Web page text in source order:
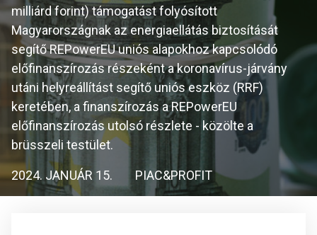
milliárd forint) támogatást folyósított
Magyarországnak az energiaellátás biztosítását
segítő REPowerEU uniós alapokhoz kapcsolódó
előfinanszírozás részeként a koronavírus-járvány
utáni helyreállítást segítő uniós eszköz (RRF)
keretében, a finanszírozás a REPowerEU
előfinanszírozás utolsó részlete - közölte a
brüsszeli testület.
2024. JANUÁR 15. PIAC&PROFIT